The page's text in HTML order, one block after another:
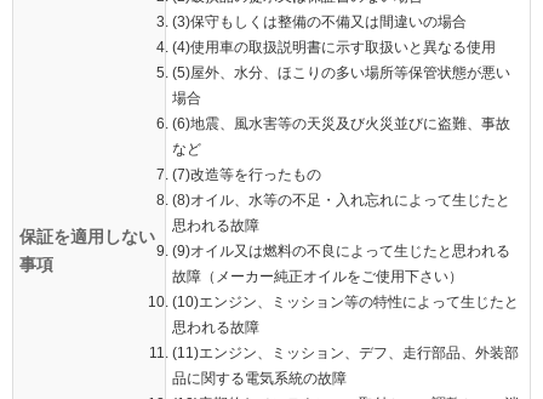
保証を適用しない
事項
(3)保守もしくは整備の不備又は間違いの場合
(4)使用車の取扱説明書に示す取扱いと異なる使用
(5)屋外、水分、ほこりの多い場所等保管状態が悪い
場合
(6)地震、風水害等の天災及び火災並びに盗難、事故
など
(7)改造等を行ったもの
(8)オイル、水等の不足・入れ忘れによって生じたと
思われる故障
(9)オイル又は燃料の不良によって生じたと思われる
故障（メーカー純正オイルをご使用下さい）
(10)エンジン、ミッション等の特性によって生じたと
思われる故障
(11)エンジン、ミッション、デフ、走行部品、外装部
品に関する電気系統の故障